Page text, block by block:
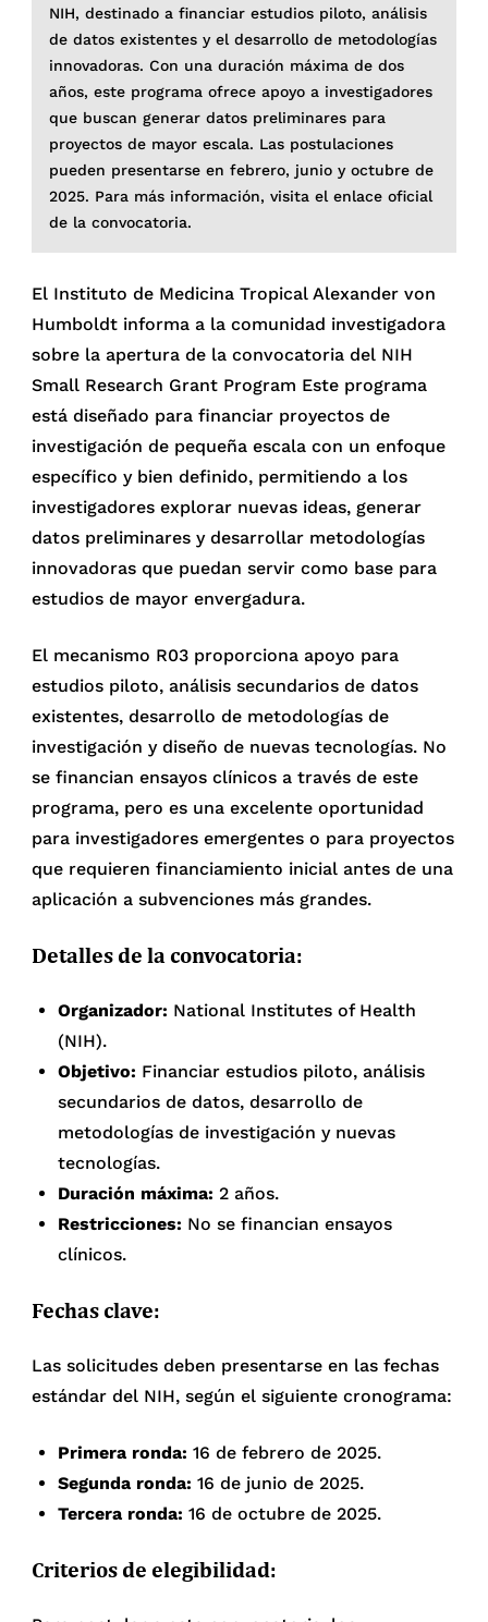
NIH, destinado a financiar estudios piloto, análisis
de datos existentes y el desarrollo de metodologías
innovadoras. Con una duración máxima de dos
años, este programa ofrece apoyo a investigadores
que buscan generar datos preliminares para
proyectos de mayor escala. Las postulaciones
pueden presentarse en febrero, junio y octubre de
2025. Para más información, visita el enlace oficial
de la convocatoria.
El Instituto de Medicina Tropical Alexander von
Humboldt informa a la comunidad investigadora
sobre la apertura de la convocatoria del NIH
Small Research Grant Program Este programa
está diseñado para financiar proyectos de
investigación de pequeña escala con un enfoque
específico y bien definido, permitiendo a los
investigadores explorar nuevas ideas, generar
datos preliminares y desarrollar metodologías
innovadoras que puedan servir como base para
estudios de mayor envergadura.
El mecanismo R03 proporciona apoyo para
estudios piloto, análisis secundarios de datos
existentes, desarrollo de metodologías de
investigación y diseño de nuevas tecnologías. No
se financian ensayos clínicos a través de este
programa, pero es una excelente oportunidad
para investigadores emergentes o para proyectos
que requieren financiamiento inicial antes de una
aplicación a subvenciones más grandes.
Detalles de la convocatoria:
Organizador: National Institutes of Health
(NIH).
Objetivo: Financiar estudios piloto, análisis
secundarios de datos, desarrollo de
metodologías de investigación y nuevas
tecnologías.
Duración máxima: 2 años.
Restricciones: No se financian ensayos
clínicos.
Fechas clave:
Las solicitudes deben presentarse en las fechas
estándar del NIH, según el siguiente cronograma:
Primera ronda: 16 de febrero de 2025.
Segunda ronda: 16 de junio de 2025.
Tercera ronda: 16 de octubre de 2025.
Criterios de elegibilidad: